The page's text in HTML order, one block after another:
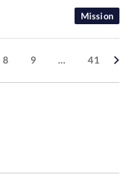
Mission
8 9 … 41